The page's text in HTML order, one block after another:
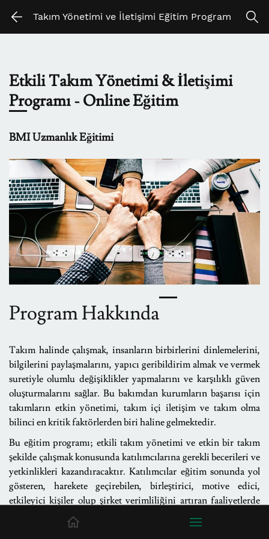
Takım Yönetimi ve İletişimi Eğitim Program
Etkili Takım Yönetimi & İletişimi
Programı - Online Eğitim
BMI Uzmanlık Eğitimi
Program Hakkında
Takım halinde çalışmak, insanların birbirlerini dinlemelerini,
bilgilerini paylaşmalarını, yapıcı geribildirim almak ve vermek
suretiyle olumlu değişiklikler yapmalarını ve karşılıklı güven
oluşturmalarını sağlar. Bu bakımdan kurumların başarısı için
takımların etkin yönetimi, takım içi iletişim ve takım olma
bilinci en kritik faktörlerden biri haline gelmektedir.
Bu eğitim programı; etkili takım yönetimi ve etkin bir takım
şekilde çalışmak konusunda katılımcılarına gerekli becerileri ve
yetkinlikleri kazandıracaktır. Katılımcılar eğitim sonundayol
gösteren, harekete geçirebilen, birleştirici, motive edici,
etkileyici kişiler olup şirket verimliliğini artıran faaliyetlerde
bulunabileceklerdir.
Böylelikle ekiplerin performanslarının
nasıl artan şekilde sağlanabileceği, ekip motivasyonu ile ekip